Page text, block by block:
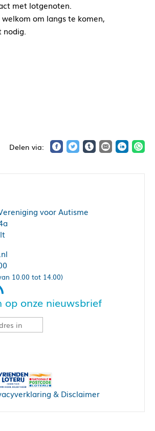
met lotgenoten.
om langs te komen,
nodig.
voor Autisme
10.00 tot 14.00)
op onze nieuwsbrief
& Disclaimer